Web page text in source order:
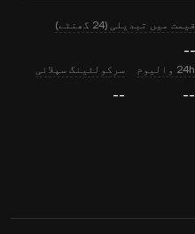
قیمت میں تبدیلی (24 گھنٹے)
--
24h والیوم
--
سرکولٹینگ سپلائی
--